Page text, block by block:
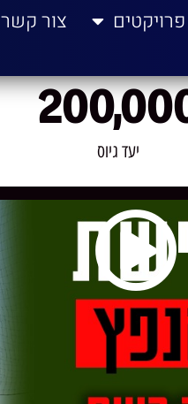
פרויקטים צור קשר
יעד גיוס